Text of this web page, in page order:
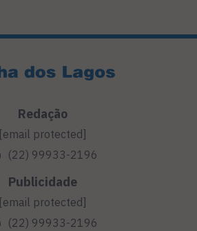
Redação
[email protected]
(22) 99933-2196
Publicidade
[email protected]
(22) 99933-2196